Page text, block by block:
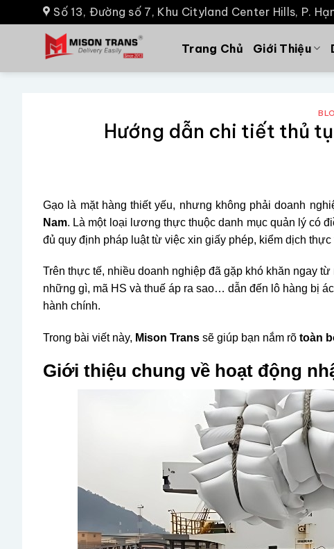
Số 13, Đường số 7, Khu Cityland Center Hills, P.
Trang Chủ Giới Thiệu
Hướng dẫn chi tiết thủ
Gạo là mặt hàng thiết yếu, nhưng không phải doanh
Nam. Là một loại lương thực thuộc danh mục quản lý có
đủ quy định pháp luật từ việc xin giấy phép, kiểm dịch
Trên thực tế, nhiều doanh nghiệp đã gặp khó khăn ngay
những gì, mã HS và thuế áp ra sao… dẫn đến lô hàng bị
hành chính.
Trong bài viết này, Mison Trans sẽ giúp bạn nắm rõ toàn
Giới thiệu chung về hoạt động